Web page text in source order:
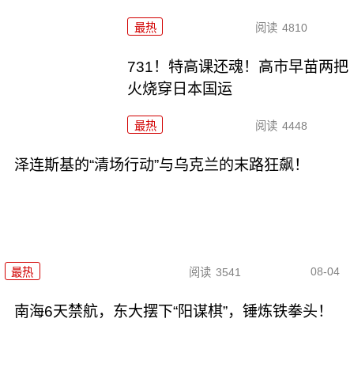
最热 阅读 4810
731！特高课还魂！高市早苗两把
火烧穿日本国运
最热 阅读 4448
泽连斯基的“清场行动”与乌克兰的末路狂飙！
最热 阅读 3541 08-04
南海6天禁航，东大摆下“阳谋棋”，锤炼铁拳头！